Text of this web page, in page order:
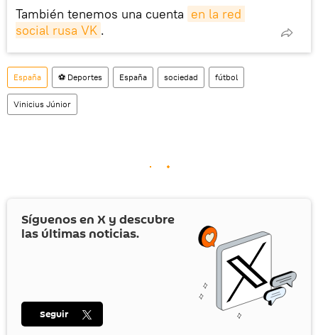
También tenemos una cuenta en la red
social rusa VK .
España ⚽ Deportes España sociedad fútbol
Vinicius Júnior
Síguenos en X y descubre
las últimas noticias.
Seguir